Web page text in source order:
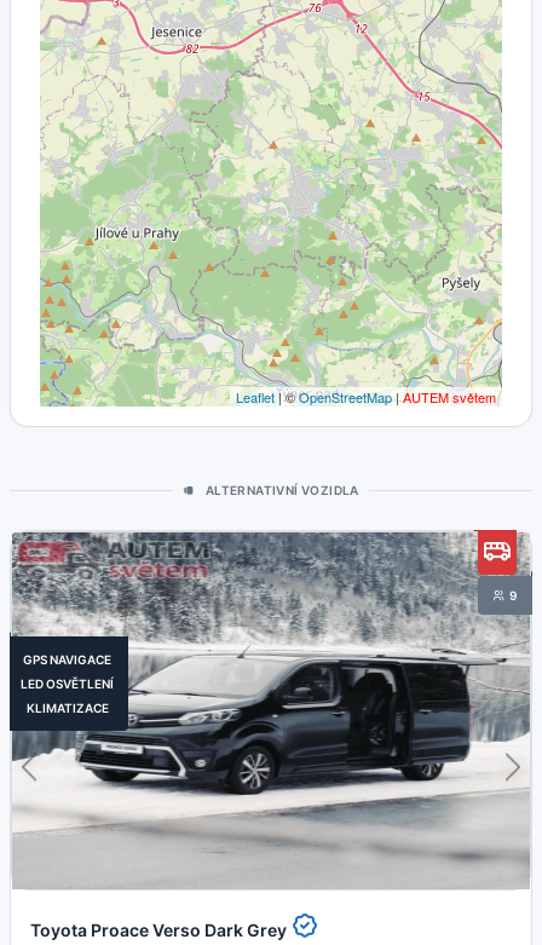
Leaflet| ©OpenStreetMap |AUTEM světem
ALTERNATIVNÍ VOZIDLA
Toyota Proace Verso Dark Grey
9
GPS NAVIGACE
LED OSVĚTLENÍ
KLIMATIZACE